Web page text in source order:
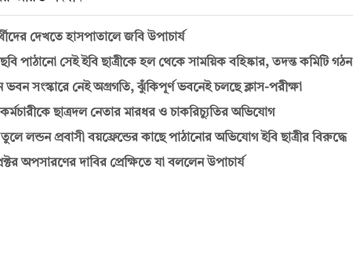
দেখতে হাসপাতালে জবি উপাচার্য
পাঠানো সেই ইবি ছাত্রীকে হল থেকে সাময়িক বহিষ্কার, তদন্ত কমিটি গঠন
ভবন সংস্কারে নেই অগ্রগতি, ঝুঁকিপূর্ণ ভবনেই চলছে ক্লাস-পরীক্ষা
কর্মচারীকে ছাত্রদল নেতার মারধর ও চাকরিচ্যুতির অভিযোগ
লন্ডন প্রবাসী বয়ফ্রেন্ডের কাছে পাঠানোর অভিযোগ ইবি ছাত্রীর বিরুদ্ধে
অপসারণের দাবির প্রেক্ষিতে যা বললেন উপাচার্য